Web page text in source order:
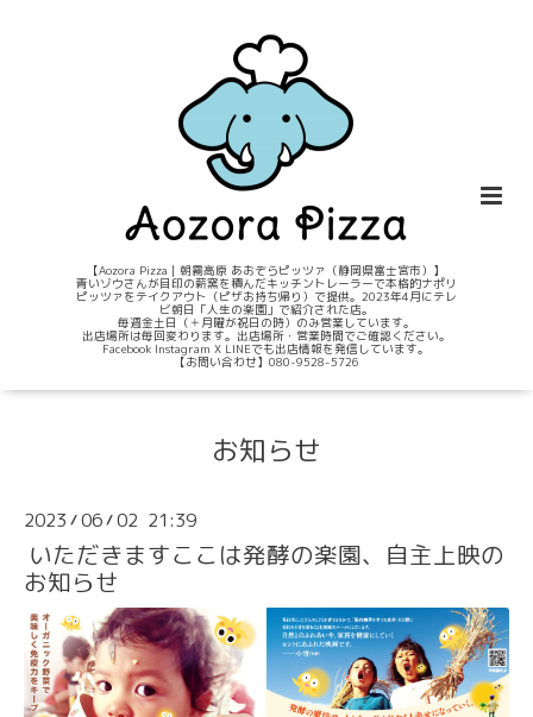
【Aozora Pizza｜朝霧高原 あおぞらピッツァ（静岡県富士宮市）】
青いゾウさんが目印の薪窯を積んだキッチントレーラーで本格的ナポリ
ピッツァをテイクアウト（ピザお持ち帰り）で提供。2023年4月にテレ
ビ朝日「人生の楽園」で紹介された店。
毎週金土日（＋月曜が祝日の時）のみ営業しています。
出店場所は毎回変わります。出店場所・営業時間でご確認ください。
Facebook Instagram X LINEでも出店情報を発信しています。
【お問い合わせ】080-9528-5726
お知らせ
2023 /06/02 21:39
いただきますここは発酵の楽園、自主上映の
お知らせ